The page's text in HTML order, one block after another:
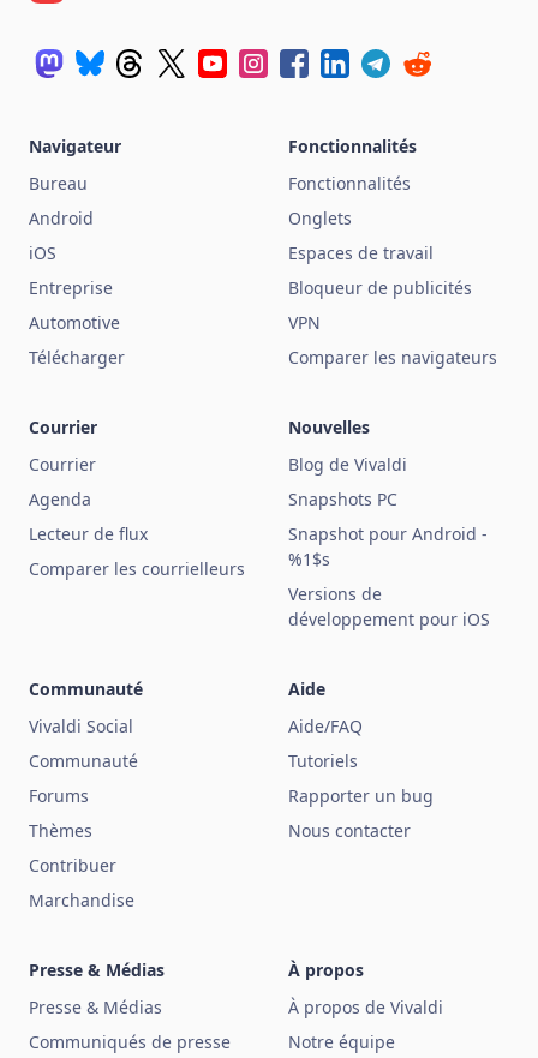
Navigateur
Bureau
Android
iOS
Entreprise
Automotive
Télécharger
Fonctionnalités
Fonctionnalités
Onglets
Espaces de travail
Bloqueur de publicités
VPN
Comparer les navigateurs
Courrier
Courrier
Agenda
Lecteur de flux
Comparer les courrielleurs
Nouvelles
Blog de Vivaldi
Snapshots PC
Snapshot pour Android -
%1$s
Versions de
développement pour iOS
Communauté
Vivaldi Social
Communauté
Forums
Thèmes
Contribuer
Marchandise
Aide
Aide/FAQ
Tutoriels
Rapporter un bug
Nous contacter
Presse & Médias
Presse & Médias
Communiqués de presse
À propos
À propos de Vivaldi
Notre équipe